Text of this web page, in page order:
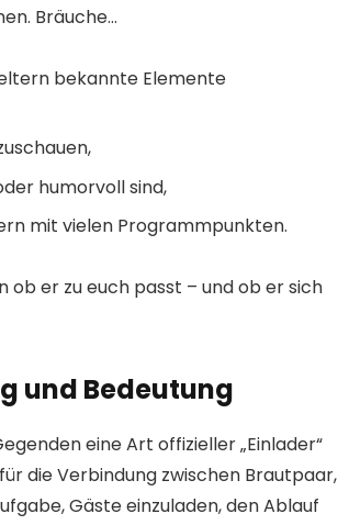
Bräuche…
bekannte Elemente
humorvoll sind,
mit vielen Programmpunkten.
ob er zu euch passt – und ob er sich
und Bedeutung
eine Art offizieller „Einlader“
die Verbindung zwischen Brautpaar,
Gäste einzuladen, den Ablauf